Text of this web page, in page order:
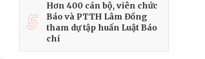
5
Hơn 400 cán bộ, viên chức
Báo và PTTH Lâm Đồng
tham dự tập huấn Luật Báo
chí